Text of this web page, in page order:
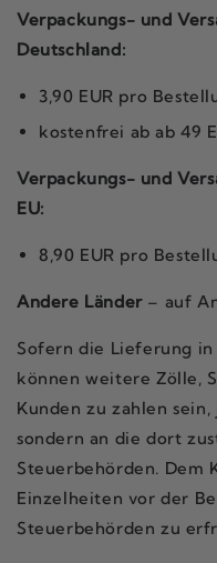
Verpackungs- und
Deutschland:
3,90 EUR pro
kostenfrei ab ab 49
Verpackungs- und
EU:
8,90 EUR pro
Andere Länder– auf
Sofern die Lieferung
können weitere Zölle,
Kunden zu zahlen
sondern an die dort
Steuerbehörden. Dem
Einzelheiten vor der
Steuerbehörden zu